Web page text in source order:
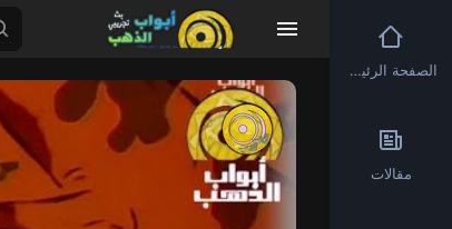
Video
Player
الصفحة الرئيسية
مقالات